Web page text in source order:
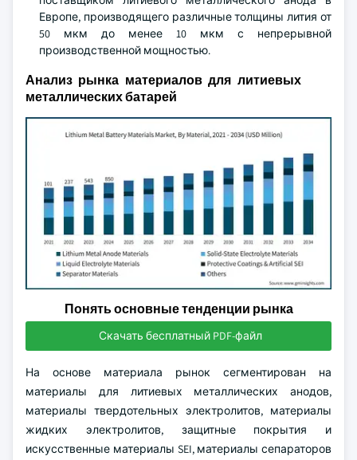
Европе, производящего различные толщины лития от
50 мкм до менее 10 мкм с непрерывной
производственной мощностью.
Анализ рынка материалов для литиевых
металлических батарей
Понять основные тенденции рынка
Скачать бесплатный PDF-файл
На основе материала рынок сегментирован на
материалы для литиевых металлических анодов,
материалы твердотельных электролитов, материалы
жидких электролитов, защитные покрытия и
искусственные материалы SEI, материалы сепараторов